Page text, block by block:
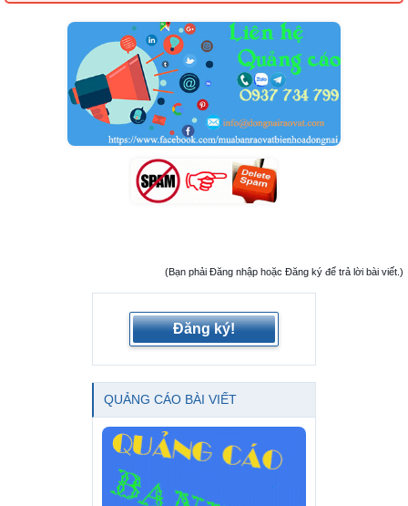
(Bạn phải Đăng nhập hoặc Đăng ký để trả lời bài viết.)
Đăng ký!
QUẢNG CÁO BÀI VIẾT